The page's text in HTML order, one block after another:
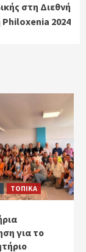
στη Διεθνή
2024
ΤΟΠΙΚΑ
για το